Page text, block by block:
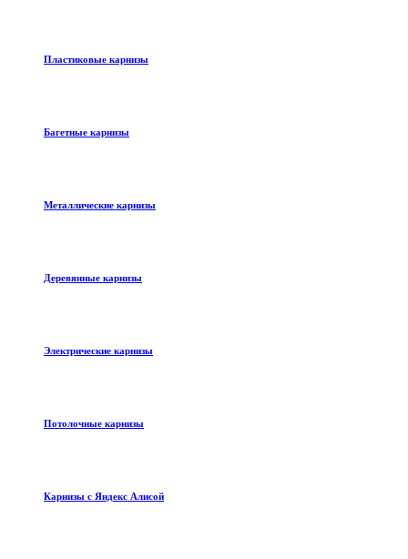
Пластиковые карнизы
Багетные карнизы
Металлические карнизы
Деревянные карнизы
Электрические карнизы
Потолочные карнизы
Карнизы с Яндекс Алисой